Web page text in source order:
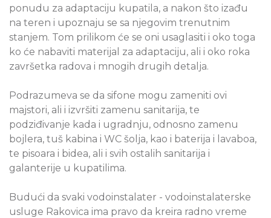
ponudu za adaptaciju kupatila, a nakon što izađu
na teren i upoznaju se sa njegovim trenutnim
stanjem. Tom prilikom će se oni usaglasiti i oko toga
ko će nabaviti materijal za adaptaciju, ali i oko roka
završetka radova i mnogih drugih detalja.
Podrazumeva se da sifone mogu zameniti ovi
majstori, ali i izvršiti zamenu sanitarija, te
podziđivanje kada i ugradnju, odnosno zamenu
bojlera, tuš kabina i WC šolja, kao i baterija i lavaboa,
te pisoara i bidea, ali i svih ostalih sanitarija i
galanterije u kupatilima.
Budući da svaki vodoinstalater - vodoinstalaterske
usluge Rakovica ima pravo da kreira radno vreme